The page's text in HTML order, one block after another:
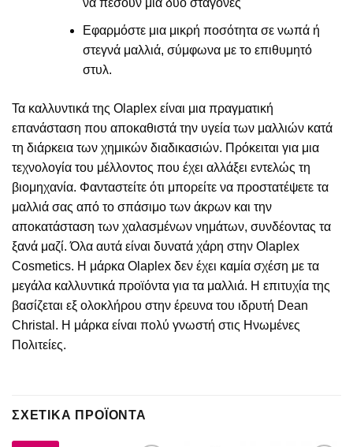
να πέσουν μια δυο σταγόνες
Εφαρμόστε μια μικρή ποσότητα σε νωπά ή
στεγνά μαλλιά, σύμφωνα με το επιθυμητό
στυλ.
Τα καλλυντικά της Olaplex είναι μια πραγματική
επανάσταση που αποκαθιστά την υγεία των μαλλιών κατά
τη διάρκεια των χημικών διαδικασιών. Πρόκειται για μια
τεχνολογία του μέλλοντος που έχει αλλάξει εντελώς τη
βιομηχανία. Φανταστείτε ότι μπορείτε να προστατέψετε τα
μαλλιά σας από το σπάσιμο των άκρων και την
αποκατάσταση των χαλασμένων νημάτων, συνδέοντας τα
ξανά μαζί. Όλα αυτά είναι δυνατά χάρη στην Olaplex
Cosmetics. Η μάρκα Olaplex δεν έχει καμία σχέση με τα
μεγάλα καλλυντικά προϊόντα για τα μαλλιά. Η επιτυχία της
βασίζεται εξ ολοκλήρου στην έρευνα του ιδρυτή Dean
Christal. Η μάρκα είναι πολύ γνωστή στις Ηνωμένες
Πολιτείες.
ΣΧΕΤΙΚΆ ΠΡΟΪΌΝΤΑ